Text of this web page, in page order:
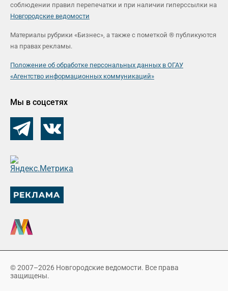
соблюдении правил перепечатки и при наличии гиперссылки на
Новгородские ведомости
Материалы рубрики «Бизнес», а также с пометкой ® публикуются
на правах рекламы.
Положение об обработке персональных данных в ОГАУ
«Агентство информационных коммуникаций»
Мы в соцсетях
© 2007–2026 Новгородские ведомости. Все права
защищены.